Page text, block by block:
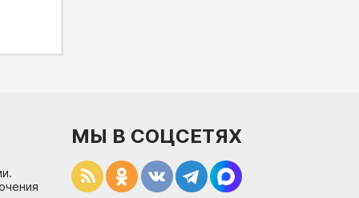
МЫ В СОЦСЕТЯХ